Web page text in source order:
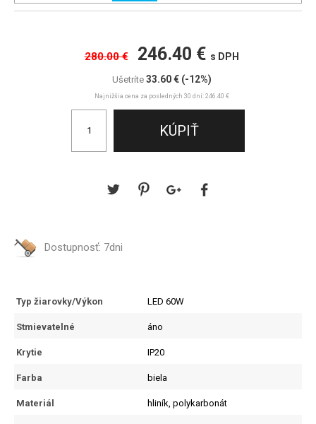
280.00 € 246.40 € s DPH
Ušetríte 33.60 € (-12%)
Najnižšia cena za posledných 30 dní: 246.40 €
Dostupnosť: 7dni
Typ žiarovky/Výkon LED 60W
Stmievatelné áno
Krytie IP20
Farba biela
Materiál hliník, polykarbonát